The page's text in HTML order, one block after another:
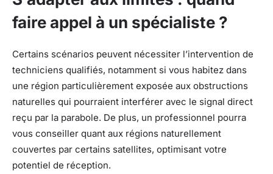
faire appel à un spécialiste ?
Certains scénarios peuvent nécessiter l’intervention de
techniciens qualifiés, notamment si vous habitez dans
une région particulièrement exposée aux obstructions
naturelles qui pourraient interférer avec le signal direct
reçu par la parabole. De plus, un professionnel pourra
vous conseiller quant aux régions naturellement
couvertes par certains satellites, optimisant votre
potentiel de réception.